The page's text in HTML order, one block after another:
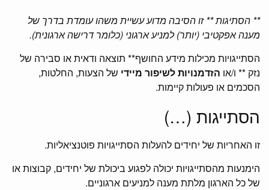
** הסתיגות ** זו הסיבה מדוע עשיית משהו עומדת בדרך של
מענה אפקטיבי (יותר) למניע ארגוני (כלומר דרישה ארגונית).
הסתייגויות מכילות מידע החושף** תוצאה ודאית או סבירה של
נזק ** ו/או הזדמנויות לשיפור מיידי של הצעות, החלטות,
הסכמים או פעולות קיימות.
הסתייגות (…)
זו האחריות של יחידים להעלות הסתייגויות פוטנציאליות.
הימנעות מהסתייגויות יכולה לפגוע ביכולת של יחידים, קבוצות או
של כל הארגון מלתת מענה למניעים ארגוניים.